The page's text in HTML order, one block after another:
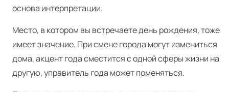
основа интерпретации.
Место, в котором вы встречаете день рождения, тоже
имеет значение. При смене города могут измениться
дома, акцент года сместится с одной сферы жизни на
другую, управитель года может поменяться.